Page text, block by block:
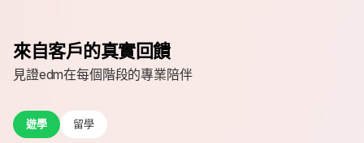
來自客戶的真實回饋
見證edm在每個階段的專業陪伴
遊學 留學